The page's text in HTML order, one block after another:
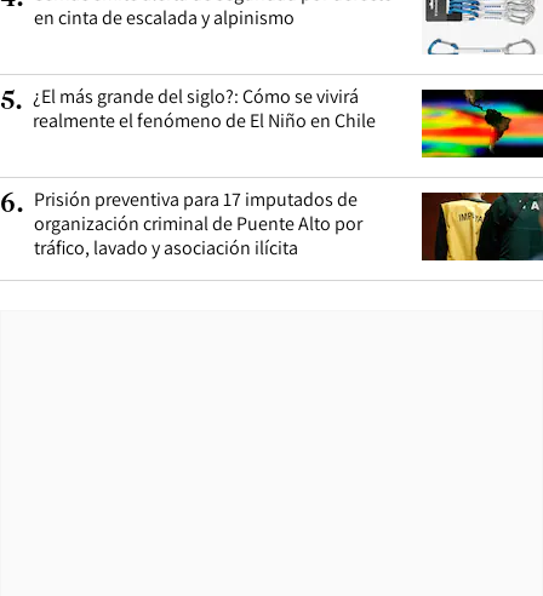
en cinta de escalada y alpinismo
5. ¿El más grande del siglo?: Cómo se vivirá
realmente el fenómeno de El Niño en Chile
6. Prisión preventiva para 17 imputados de
organización criminal de Puente Alto por
tráfico, lavado y asociación ilícita